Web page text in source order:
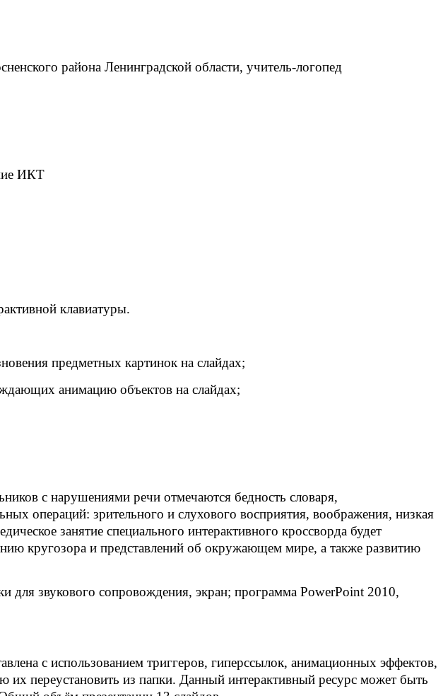
района Ленинградской области, учитель-логопед
ИКТ
клавиатуры.
предметных картинок на слайдах;
анимацию объектов на слайдах;
с нарушениями речи отмечаются бедность словаря,
операций: зрительного и слухового восприятия, воображения, низкая
занятие специального интерактивного кроссворда будет
кругозора и представлений об окружающем мире, а также развитию
для звукового сопровождения, экран; программа РowerPoint 2010,
с использованием триггеров, гиперссылок, анимационных эффектов,
их переустановить из папки. Данный интерактивный ресурс может быть